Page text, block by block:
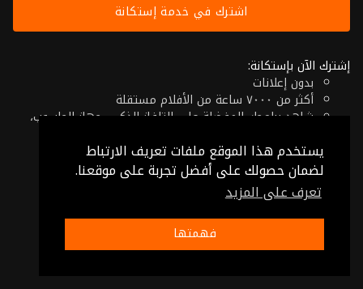
يستخدم هذا الموقع ملفات تعريف الارتباط
لضمان حصولك على أفضل تجربة على موقعنا.
تعرف على المزيد
فهمتها
اشترك في خدمة إستكانة
إشترك الآن بإستكانة:
بدون إعلانات
أكثر من ٧٠٠٠ ساعة من الأفلام مستقلة
شاهد برامجك المفضلة على التلفاز الذكي، جهاز الحاسوب،
إلغاء في أي وقت
فقط $7.99 شهريا أو $59.99 سنويا
شروط الإستخدام-